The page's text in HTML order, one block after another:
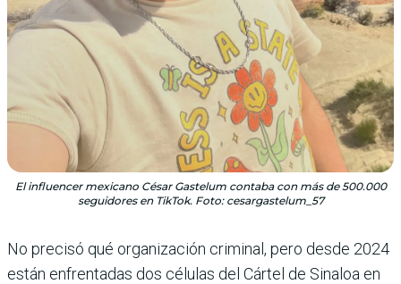
El influencer mexicano César Gastelum contaba con más de 500.000
seguidores en TikTok. Foto: cesargastelum_57
No precisó qué organización criminal, pero desde 2024
están enfrentadas dos células del Cártel de Sinaloa en